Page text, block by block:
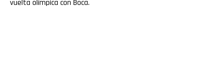
vuelta olímpica con Boca.